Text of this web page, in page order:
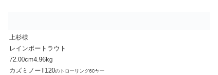
上杉様
レインボートラウト
72.00cm4.96kg
カズミノーT120のトローリング60ヤー